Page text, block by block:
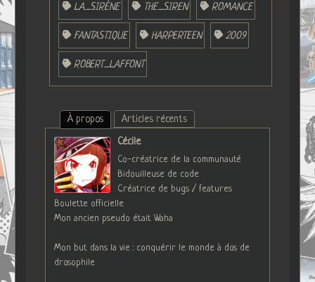
LA_SIRÈNE THE_SIREN ROMANCE
FANTASTIQUE HARPERTEEN 2009
ROBERT_LAFFONT
À propos
Articles récents
Cécile
Co-créatrice de la communauté
Bidouilleuse de code
Créatrice de bugs / features
Boulette officielle
Mon ancien pseudo était Waha
Mon but dans la vie : conquérir le monde à dos de
drosophile